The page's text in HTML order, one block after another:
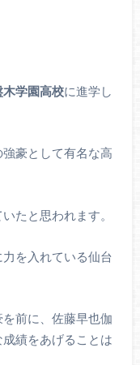
木学園高校に進学し
豪として有名な高
たと思われます。
を入れている仙台
前に、佐藤早也伽
績をあげることは